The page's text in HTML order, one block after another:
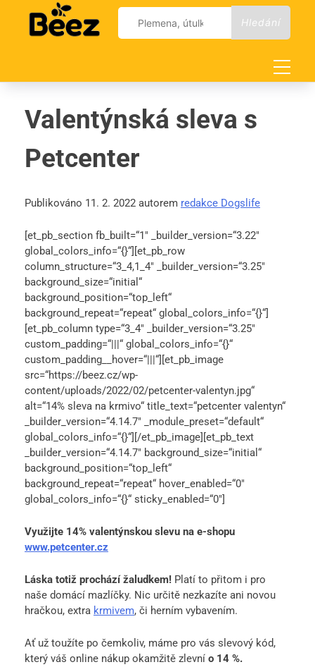
content
Vyhledávání
Valentýnská sleva s
Petcenter
Publikováno 11. 2. 2022 autorem redakce Dogslife
[et_pb_section fb_built=“1″ _builder_version=“3.22″
global_colors_info=“{}“][et_pb_row
column_structure=“3_4,1_4″ _builder_version=“3.25″
background_size=“initial“
background_position=“top_left“
background_repeat=“repeat“ global_colors_info=“{}“]
[et_pb_column type=“3_4″ _builder_version=“3.25″
custom_padding=“|||“ global_colors_info=“{}“
custom_padding__hover=“|||“][et_pb_image
src=“https://beez.cz/wp-
content/uploads/2022/02/petcenter-valentyn.jpg“
alt=“14% sleva na krmivo“ title_text=“petcenter valentyn“
_builder_version=“4.14.7″ _module_preset=“default“
global_colors_info=“{}“][/et_pb_image][et_pb_text
_builder_version=“4.14.7″ background_size=“initial“
background_position=“top_left“
background_repeat=“repeat“ hover_enabled=“0″
global_colors_info=“{}“ sticky_enabled=“0″]
Využijte 14% valentýnskou slevu na e-shopu
www.petcenter.cz
Láska totiž prochází žaludkem! Platí to přitom i pro
naše domácí mazlíčky. Nic určitě nezkazíte ani novou
hračkou, extra krmivem, či herním vybavením.
Ať už toužíte po čemkoliv, máme pro vás slevový kód,
který váš online nákup okamžitě zlevní o 14 %.